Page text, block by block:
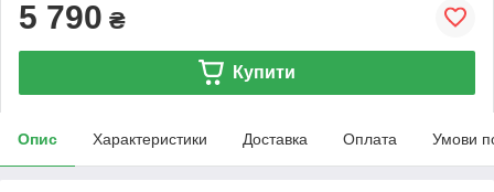
5 790 ₴
Купити
Опис Характеристики Доставка Оплата Умови